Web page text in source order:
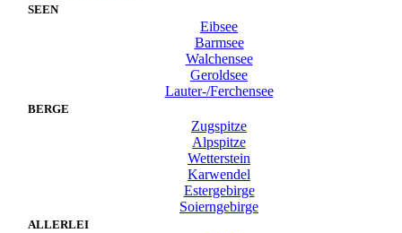
SEEN
Eibsee
Barmsee
Walchensee
Geroldsee
Lauter-/Ferchensee
BERGE
Zugspitze
Alpspitze
Wetterstein
Karwendel
Estergebirge
Soierngebirge
ALLERLEI